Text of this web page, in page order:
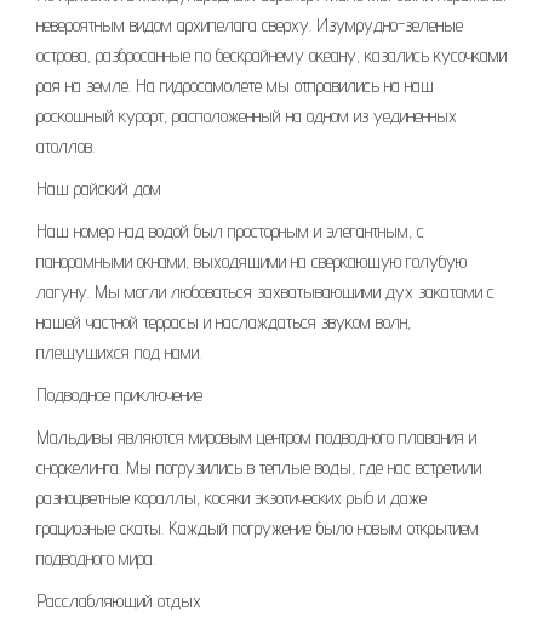
невероятным видом архипелага сверху. Изумрудно-зеленые
острова, разбросанные по бескрайнему океану, казались кусочками
рая на земле. На гидросамолете мы отправились на наш
роскошный курорт, расположенный на одном из уединенных
атоллов.
Наш райский дом
Наш номер над водой был просторным и элегантным, с
панорамными окнами, выходящими на сверкающую голубую
лагуну. Мы могли любоваться захватывающими дух закатами с
нашей частной террасы и наслаждаться звуком волн,
плещущихся под нами.
Подводное приключение
Мальдивы являются мировым центром подводного плавания и
сноркелинга. Мы погрузились в теплые воды, где нас встретили
разноцветные кораллы, косяки экзотических рыб и даже
грациозные скаты. Каждый погружение было новым открытием
подводного мира.
Расслабляющий отдых